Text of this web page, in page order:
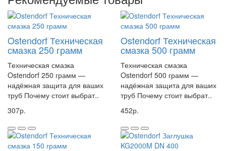
Материал – Минерализованный полипропилен (PP-MD)
Макс. рабочая температура, °C – +90
Макс. рабочее давление, бар – 3
Класс жесткости – SN10
Серия бренда – KG2000EM
Труба Ostendorf KG2000EM 400/1000 идеально подходит для
создания канализационных систем на промышленных объектах.
Она обеспечивает надежную и долговечную работу системы, а
Ostendorf KG2000EM 400/1000 — идеальное решение для систем
сточных вод. Она изготовлена из высококачественного
Ostendorf Техническая
смазка 250 грамм
Техническая смазка
Ostendorf 250 грамм —
надёжная защита для ваших
труб Почему стоит выбрат..
307р.
Ostendorf Техническая
смазка 500 грамм
Техническая смазка
Ostendorf 500 грамм —
надёжная защита для ваших
труб Почему стоит выбрат..
452р.